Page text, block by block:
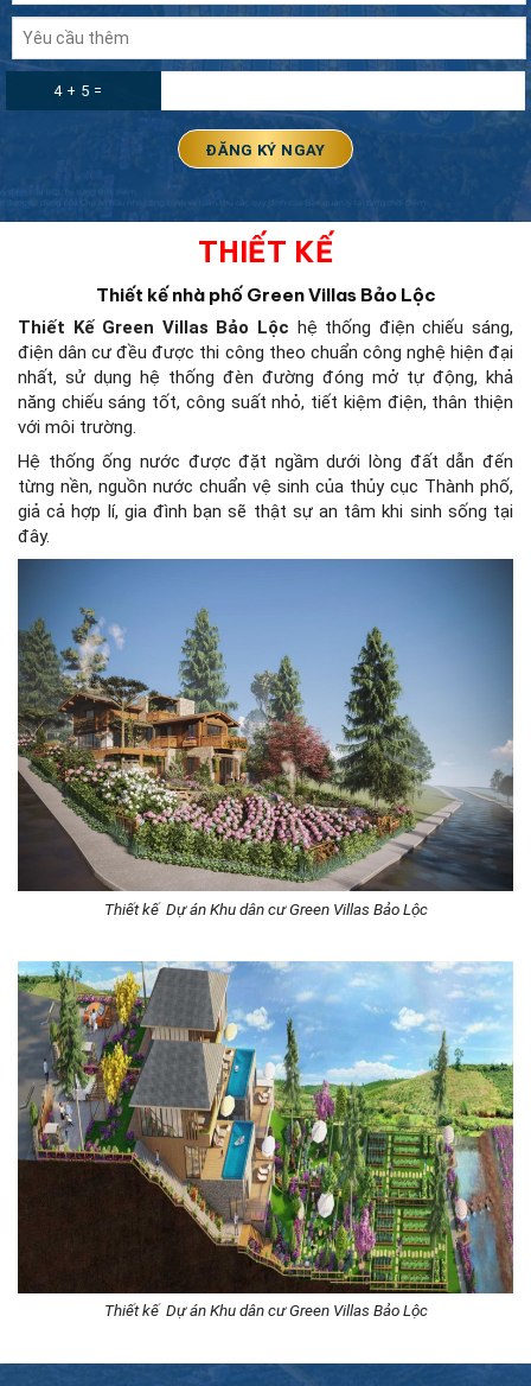
4 + 5 =
THIẾT KẾ
Thiết kế nhà phố Green Villas Bảo Lộc
Thiết Kế Green Villas Bảo Lộc hệ thống điện chiếu sáng,
điện dân cư đều được thi công theo chuẩn công nghệ hiện đại
nhất, sử dụng hệ thống đèn đường đóng mở tự động, khả
năng chiếu sáng tốt, công suất nhỏ, tiết kiệm điện, thân thiện
với môi trường.
Hệ thống ống nước được đặt ngầm dưới lòng đất dẫn đến
từng nền, nguồn nước chuẩn vệ sinh của thủy cục Thành phố,
giả cả hợp lí, gia đình bạn sẽ thật sự an tâm khi sinh sống tại
đây.
Thiết kế Dự án Khu dân cư Green Villas Bảo Lộc
Thiết kế Dự án Khu dân cư Green Villas Bảo Lộc